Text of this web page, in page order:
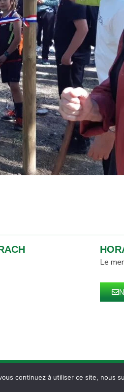
Le
Accessibilité Plan du site
continuez à utiliser ce site, nous